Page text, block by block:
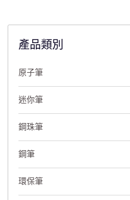
產品類別
原子筆
迷你筆
鋼珠筆
鋼筆
環保筆